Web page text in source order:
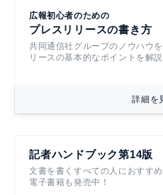
広報初心者のための
プレスリリースの書き方
共同通信社グループのノウハウ
リースの基本的なポイントを解説
詳細を
記者ハンドブック第14版
文書を書くすべての人におすすめ
電子書籍も発売中！